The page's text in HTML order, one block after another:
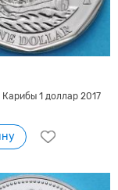
1 доллар 2017